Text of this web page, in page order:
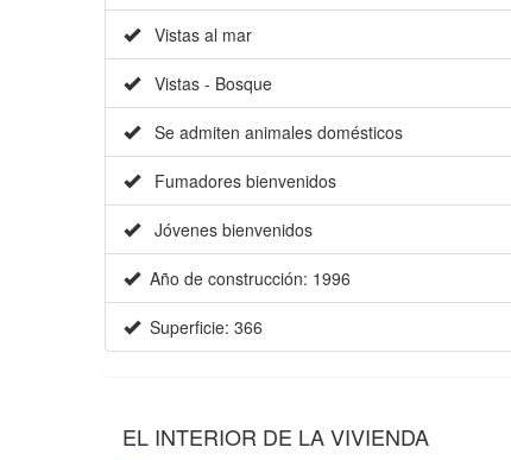
Vistas al mar
Vistas - Bosque
Se admiten animales domésticos
Fumadores bienvenidos
Jóvenes bienvenidos
Año de construcción: 1996
Superficie: 366
EL INTERIOR DE LA VIVIENDA